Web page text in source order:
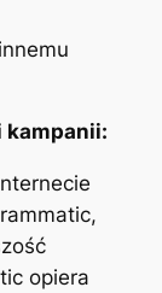
kampanii:
opiera